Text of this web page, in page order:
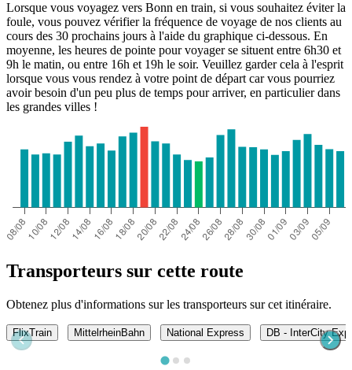
Lorsque vous voyagez vers Bonn en train, si vous souhaitez éviter la
foule, vous pouvez vérifier la fréquence de voyage de nos clients au
cours des 30 prochains jours à l'aide du graphique ci-dessous. En
moyenne, les heures de pointe pour voyager se situent entre 6h30 et
9h le matin, ou entre 16h et 19h le soir. Veuillez garder cela à l'esprit
lorsque vous vous rendez à votre point de départ car vous pourriez
avoir besoin d'un peu plus de temps pour arriver, en particulier dans
les grandes villes !
Transporteurs sur cette route
Obtenez plus d'informations sur les transporteurs sur cet itinéraire.
FlixTrain MittelrheinBahn National Express DB - InterCity